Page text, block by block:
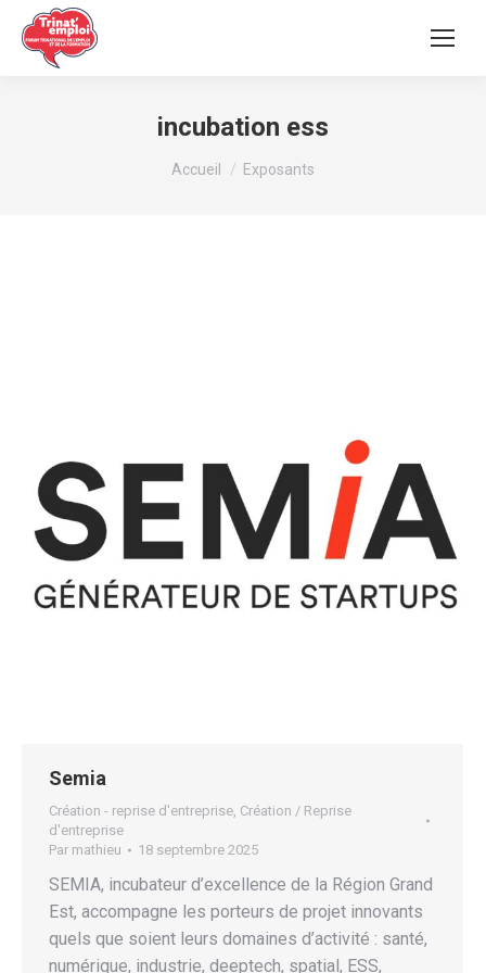
incubation ess
Vous êtes ici :
Accueil Exposants
Semia
Création - reprise d'entreprise, Création / Reprise
d'entreprise
Par mathieu 18 septembre 2025
SEMIA, incubateur d’excellence de la Région Grand
Est, accompagne les porteurs de projet innovants
quels que soient leurs domaines d’activité : santé,
numérique, industrie, deeptech, spatial, ESS,